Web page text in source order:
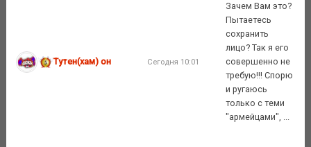
Тутен(хам) он Сегодня 10:01
Зачем Вам это?
Пытаетесь
сохранить
лицо? Так я его
совершенно не
требую!!! Спорю
и ругаюсь
только с теми
"армейцами", ...